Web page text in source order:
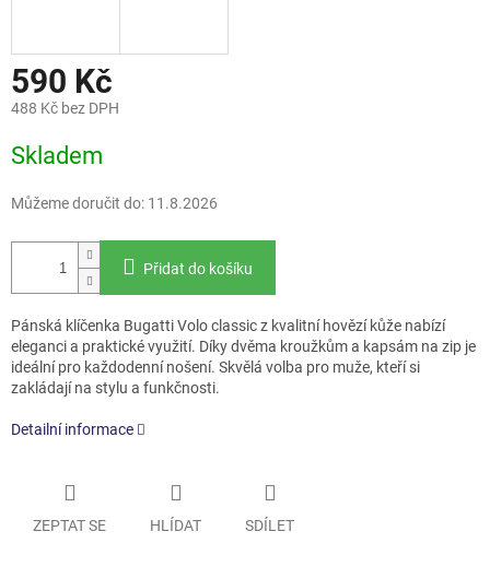
590 Kč
488 Kč bez DPH
cena:
Skladem
Můžeme doručit do: 11.8.2026
Přidat do košíku
Pánská klíčenka Bugatti Volo classic z kvalitní hovězí kůže nabízí
eleganci a praktické využití. Díky dvěma kroužkům a kapsám na zip je
ideální pro každodenní nošení. Skvělá volba pro muže, kteří si
zakládají na stylu a funkčnosti.
Detailní informace
ZEPTAT SE HLÍDAT SDÍLET